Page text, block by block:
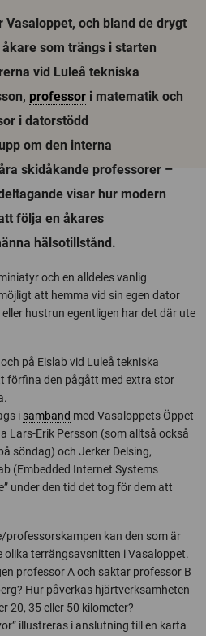
Vasaloppet, och bland de drygt
som trängs i starten
vid Luleå tekniska
professor i matematik och
i datorstödd
om den interna
skidåkande professorer –
visar hur modern
följa en åkares
hälsotillstånd.
och en alldeles vanlig
att hemma vid sin egen dator
hustrun egentligen har det där ute
på Eislab vid Luleå tekniska
förfina den pågått med extra stor
i samband med Vasaloppets Öppet
Lars-Erik Persson (som alltså också
söndag) och Jerker Delsing,
(Embedded Internet Systems
under den tid det tog för dem att
professorskampen kan den som är
olika terrängsavsnitten i Vasaloppet.
professor A och saktar professor B
Hur påverkas hjärtverksamheten
20, 35 eller 50 kilometer?
illustreras i anslutning till en karta